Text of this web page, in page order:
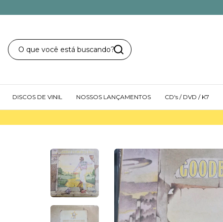
DISCOS DE VINIL NOSSOS LANÇAMENTOS CD's / DVD / K7